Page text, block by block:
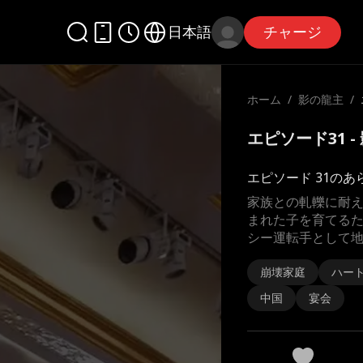
日本語 チャージ
ホーム / 影の龍主 /
エピソード31 -
エピソード 31のあ
家族との軋轢に耐
まれた子を育てる
シー運転手として
崩壊家庭
ハー
中国
宴会